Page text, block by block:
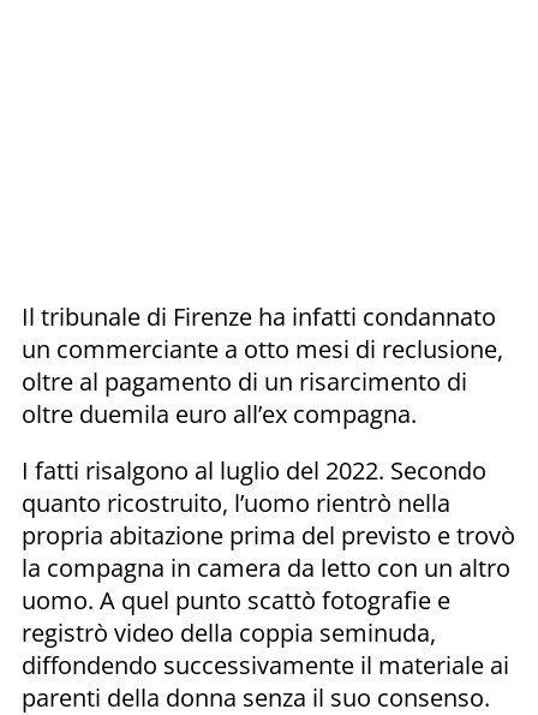
Il tribunale di Firenze ha infatti condannato
un commerciante a otto mesi di reclusione,
oltre al pagamento di un risarcimento di
oltre duemila euro all’ex compagna.
I fatti risalgono al luglio del 2022. Secondo
quanto ricostruito, l’uomo rientrò nella
propria abitazione prima del previsto e trovò
la compagna in camera da letto con un altro
uomo. A quel punto scattò fotografie e
registrò video della coppia seminuda,
diffondendo successivamente il materiale ai
parenti della donna senza il suo consenso.